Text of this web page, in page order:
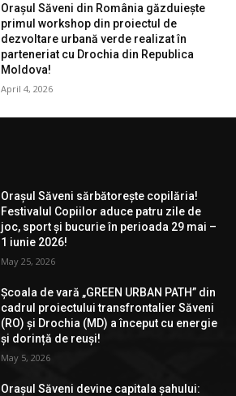
Orașul Săveni din România găzduiește
primul workshop din proiectul de
dezvoltare urbană verde realizat în
parteneriat cu Drochia din Republica
Moldova!
April 4, 2026
Orașul Săveni sărbătorește copilăria!
Festivalul Copiilor aduce patru zile de
joc, sport și bucurie în perioada 29 mai –
1 iunie 2026!
May 25, 2026
Școala de vară „GREEN URBAN PATH” din
cadrul proiectului transfrontalier Săveni
(RO) și Drochia (MD) a început cu energie
și dorință de reuși!
May 5, 2026
Orașul Săveni devine capitala șahului: